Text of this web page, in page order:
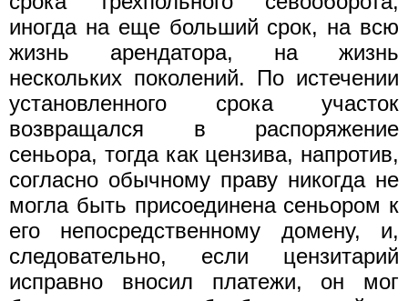
иногда на еще больший срок, на всю
жизнь арендатора, на жизнь
нескольких поколений. По истечении
установленного срока участок
возвращался в распоряжение
сеньора, тогда как цензива, напротив,
согласно обычному праву никогда не
могла быть присоединена сеньором к
его непосредственному домену, и,
следовательно, если цензитарий
испрaвно вносил платежи, он мог